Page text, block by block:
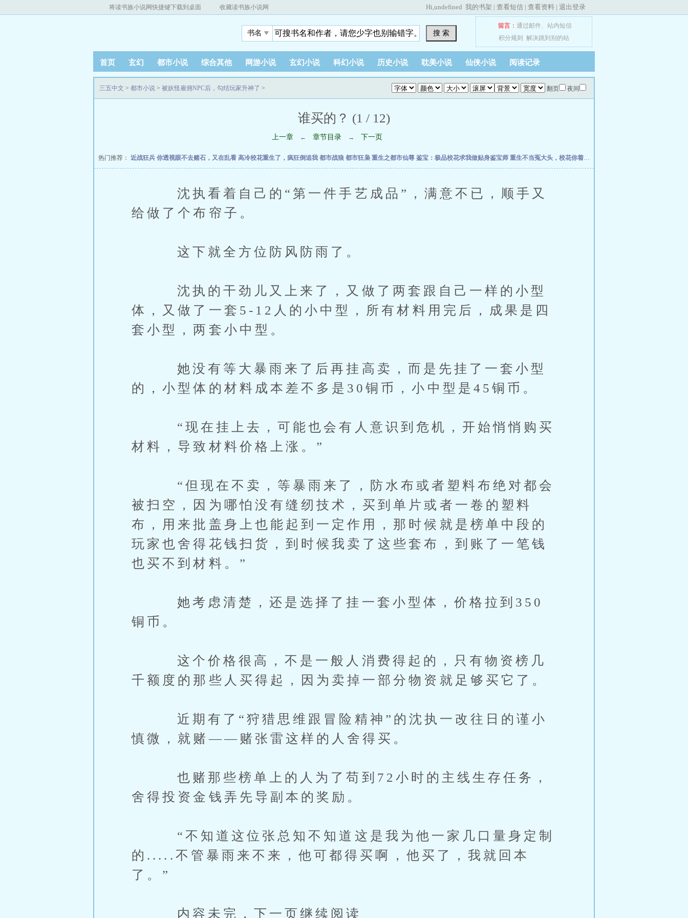
将读书族小说网快捷键下载到桌面 收藏读书族小说网 Hi,undefined 我的书架 | 查看短信 | 查看资料 | 退出登录
书名 搜 索
留言： 通过邮件、 站内短信
积分规则
解决跳到别的站
首页 玄幻 都市小说 综合其他 网游小说 玄幻小说 科幻小说 历史小说 耽美小说 仙侠小说 阅读记录
翻页 夜间
三五中文 > 都市小说 > 被妖怪雇佣NPC后，勾结玩家升神了 >
谁买的？ (1 / 12)
上一章 ← 章节目录 → 下一页
热门推荐： 近战狂兵 你透视眼不去赌石，又在乱看 高冷校花重生了，疯狂倒追我 都市战狼 都市狂枭 重生之都市仙尊 鉴宝：极品校花求我做贴身鉴宝师 重生不当冤大头，校花你着急啥？
沈执看着自己的“第一件手艺成品”，满意不已，顺手又
给做了个布帘子。
这下就全方位防风防雨了。
沈执的干劲儿又上来了，又做了两套跟自己一样的小型
体，又做了一套5-12人的小中型，所有材料用完后，成果是四
套小型，两套小中型。
她没有等大暴雨来了后再挂高卖，而是先挂了一套小型
的，小型体的材料成本差不多是30铜币，小中型是45铜币。
“现在挂上去，可能也会有人意识到危机，开始悄悄购买
材料，导致材料价格上涨。”
“但现在不卖，等暴雨来了，防水布或者塑料布绝对都会
被扫空，因为哪怕没有缝纫技术，买到单片或者一卷的塑料
布，用来批盖身上也能起到一定作用，那时候就是榜单中段的
玩家也舍得花钱扫货，到时候我卖了这些套布，到账了一笔钱
也买不到材料。”
她考虑清楚，还是选择了挂一套小型体，价格拉到350
铜币。
这个价格很高，不是一般人消费得起的，只有物资榜几
千额度的那些人买得起，因为卖掉一部分物资就足够买它了。
近期有了“狩猎思维跟冒险精神”的沈执一改往日的谨小
慎微，就赌——赌张雷这样的人舍得买。
也赌那些榜单上的人为了苟到72小时的主线生存任务，
舍得投资金钱弄先导副本的奖励。
“不知道这位张总知不知道这是我为他一家几口量身定制
的.....不管暴雨来不来，他可都得买啊，他买了，我就回本
了。”
内容未完，下一页继续阅读